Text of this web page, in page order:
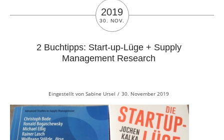
2019
30. NOV.
2 Buchtipps: Start-up-Lüge + Supply
Management Research
Eingestellt vonSabine Ursel / 30. November 2019